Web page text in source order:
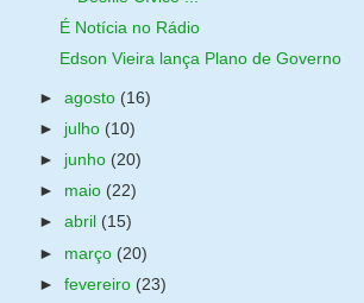
É Notícia no Rádio
Edson Vieira lança Plano de Governo
►agosto (16)
► julho (10)
► junho (20)
► maio (22)
►abril (15)
► março (20)
►fevereiro (23)